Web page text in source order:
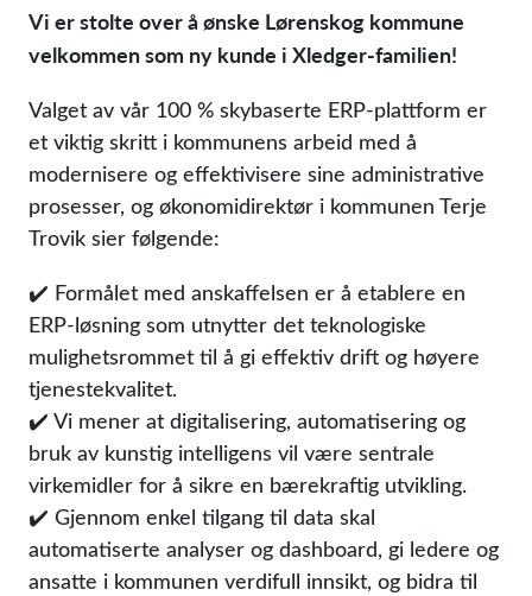
Vi er stolte over å ønske Lørenskog kommune
velkommen som ny kunde i Xledger-familien!
Valget av vår 100 % skybaserte ERP-plattform er
et viktig skritt i kommunens arbeid med å
modernisere og effektivisere sine administrative
prosesser, og økonomidirektør i kommunen Terje
Trovik sier følgende:
✔️ Formålet med anskaffelsen er å etablere en
ERP-løsning som utnytter det teknologiske
mulighetsrommet til å gi effektiv drift og høyere
tjenestekvalitet.
✔️ Vi mener at digitalisering, automatisering og
bruk av kunstig intelligens vil være sentrale
virkemidler for å sikre en bærekraftig utvikling.
✔️ Gjennom enkel tilgang til data skal
automatiserte analyser og dashboard, gi ledere og
ansatte i kommunen verdifull innsikt, og bidra til